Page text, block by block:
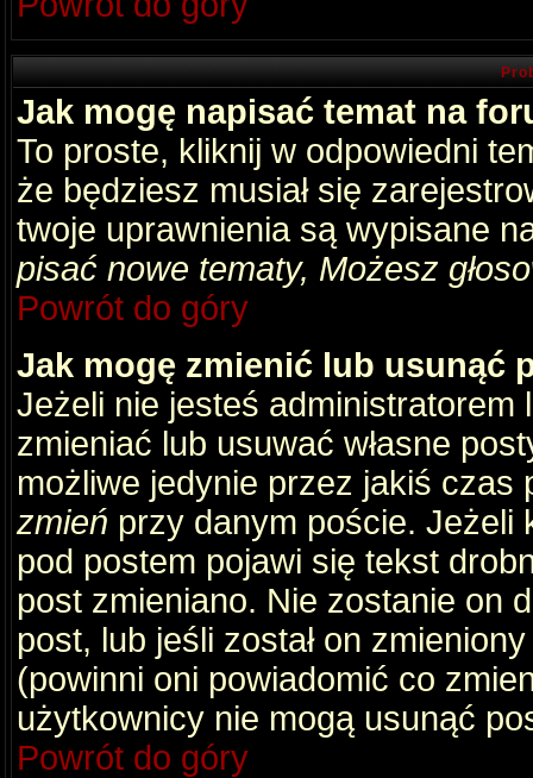
Jak mogę napisać temat na
To proste, kliknij w odpowiedni
że będziesz musiał się
twoje uprawnienia są wypisane
pisać nowe tematy, Możesz
Powrót do góry
Jak mogę zmienić lub usunąć
Jeżeli nie jesteś
zmieniać lub usuwać własne
możliwe jedynie przez jakiś
zmień przy danym poście. Jeżeli
pod postem pojawi się tekst
post zmieniano. Nie zostanie on
post, lub jeśli został on
(powinni oni powiadomić co
użytkownicy nie mogą usunąć
Powrót do góry